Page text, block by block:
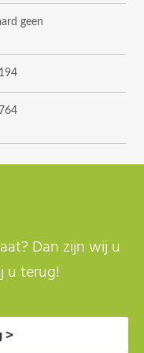
geen
Dan zijn wij u
u terug!
>